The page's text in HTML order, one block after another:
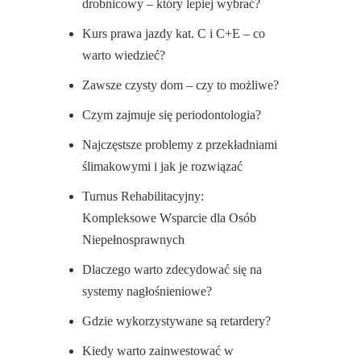
drobnicowy – który lepiej wybrać?
Kurs prawa jazdy kat. C i C+E – co
warto wiedzieć?
Zawsze czysty dom – czy to możliwe?
Czym zajmuje się periodontologia?
Najczęstsze problemy z przekładniami
ślimakowymi i jak je rozwiązać
Turnus Rehabilitacyjny:
Kompleksowe Wsparcie dla Osób
Niepełnosprawnych
Dlaczego warto zdecydować się na
systemy nagłośnieniowe?
Gdzie wykorzystywane są retardery?
Kiedy warto zainwestować w